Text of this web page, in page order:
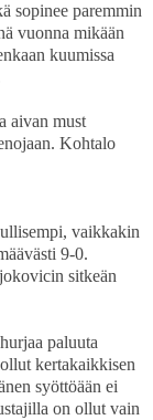
sopinee paremmin
vuonna mikään
kuumissa
aivan must
Kohtalo
vaikkakin
9-0.
sitkeän
paluuta
kertakaikkisen
syöttöään ei
on ollut vain